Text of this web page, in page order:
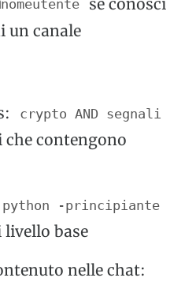
se conosci
un canale
crypto AND segnali
contengono
python -principiante
base
nelle chat: